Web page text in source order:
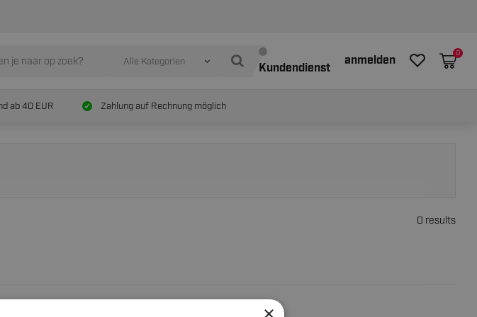
Alle Kategorien Kundendienst
anmelden
0
ab 40 EUR Zahlung auf Rechnung möglich
0 results